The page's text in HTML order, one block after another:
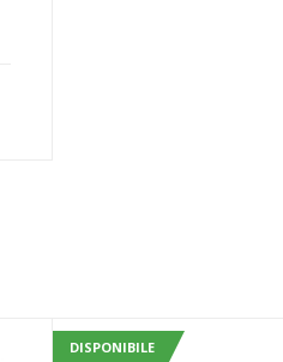
DISPONIBILE